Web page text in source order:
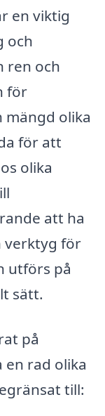
en viktig
och
ren och
för
olika
för att
olika
att ha
verktyg för
utförs på
sätt.
på
rad olika
till: